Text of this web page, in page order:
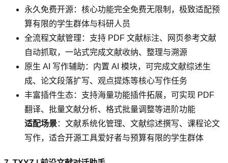
永久免费开源：核心功能完全免费无限制，极致适配预
算有限的学生群体与科研人员
全流程文献管理：支持 PDF 文献标注、网页参考文献
自动抓取，一站式完成文献收纳、整理与溯源
原生 AI 写作辅助：内置 AI 模块，可完成文献综述生
成、论文段落扩写、观点提炼等核心写作任务
丰富插件生态：支持海量功能插件拓展，可实现 PDF
翻译、批量文献分析、格式批量调整等进阶功能
适配场景：文献系统化管理、文献综述撰写、课程论文
写作，适合开源工具爱好者与预算有限的学生群体